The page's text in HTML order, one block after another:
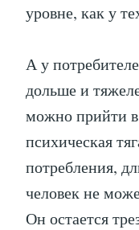
уровне, как у
А у
дольше и
можно прийти в
психическая
потребления,
человек не
Он остается